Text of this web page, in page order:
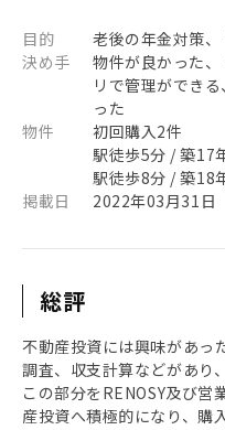
目的
老後の年金対策、
決め手
物件が良かった
リで管理ができ
った
物件
初回購入2件
駅徒歩5分 / 築17
駅徒歩8分 / 築18
掲載日
2022年03月31日
総評
不動産投資には興味があっ
調査、収支計算などがあり
この部分をRENOSY及び
産投資へ積極的になり、購